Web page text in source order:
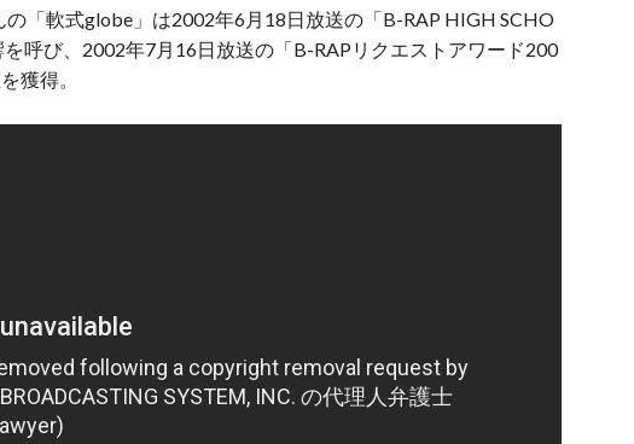
「軟式globe」は2002年6月18日放送の「B-RAP HIGH SCHO
呼び、2002年7月16日放送の「B-RAPリクエストアワード200
獲得。